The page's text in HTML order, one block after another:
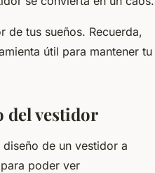
de tus sueños. Recuerda,
útil para mantener tu
del vestidor
de un vestidor a
poder ver